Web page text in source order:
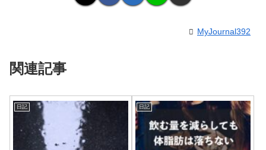
MyJournal392
関連記事
日記 日記